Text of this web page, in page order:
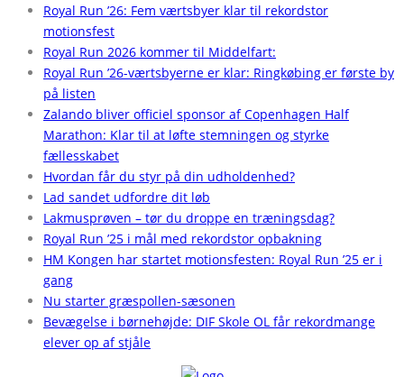
Royal Run ’26: Fem værtsbyer klar til rekordstor
motionsfest
Royal Run 2026 kommer til Middelfart:
Royal Run ’26-værtsbyerne er klar: Ringkøbing er første by
på listen
Zalando bliver officiel sponsor af Copenhagen Half
Marathon: Klar til at løfte stemningen og styrke
fællesskabet
Hvordan får du styr på din udholdenhed?
Lad sandet udfordre dit løb
Lakmusprøven – tør du droppe en træningsdag?
Royal Run ’25 i mål med rekordstor opbakning
HM Kongen har startet motionsfesten: Royal Run ’25 er i
gang
Nu starter græspollen-sæsonen
Bevægelse i børnehøjde: DIF Skole OL får rekordmange
elever op af stjåle